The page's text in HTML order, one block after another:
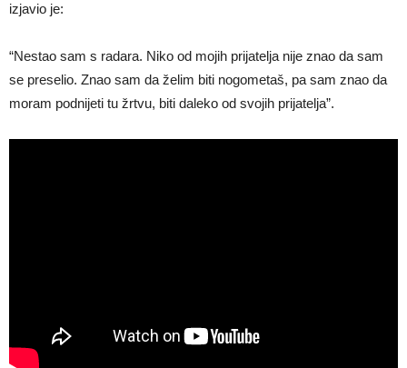
izjavio je:
“Nestao sam s radara. Niko od mojih prijatelja nije znao da sam
se preselio. Znao sam da želim biti nogometaš, pa sam znao da
moram podnijeti tu žrtvu, biti daleko od svojih prijatelja”.